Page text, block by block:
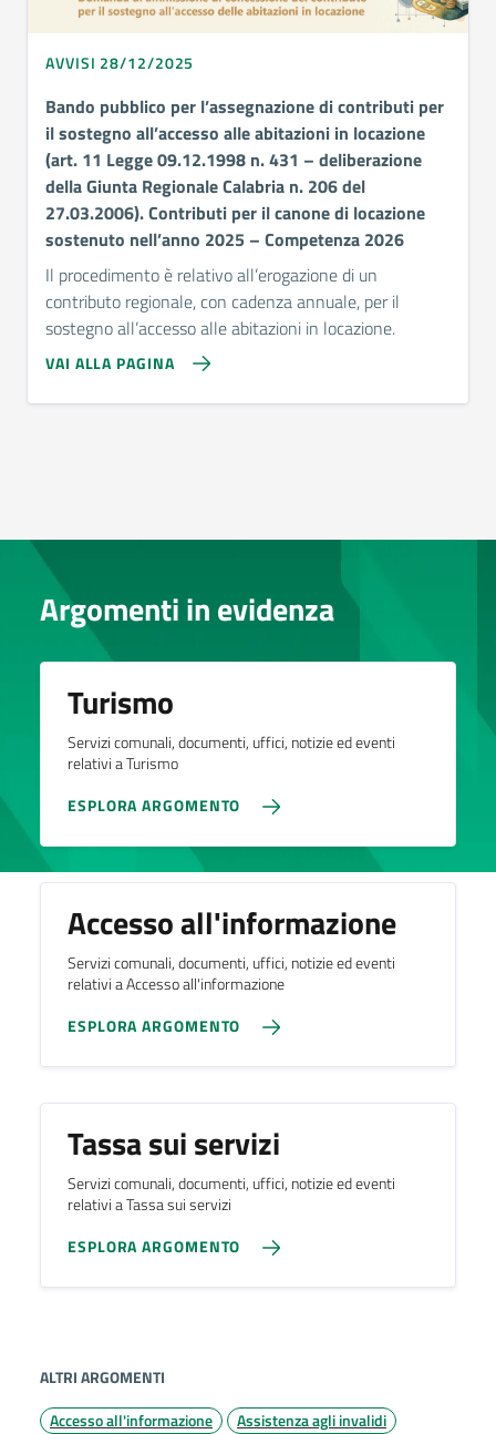
AVVISI 28/12/2025
Bando pubblico per l’assegnazione di contributi per
il sostegno all’accesso alle abitazioni in locazione
(art. 11 Legge 09.12.1998 n. 431 – deliberazione
della Giunta Regionale Calabria n. 206 del
27.03.2006). Contributi per il canone di locazione
sostenuto nell’anno 2025 – Competenza 2026
Il procedimento è relativo all’erogazione di un
contributo regionale, con cadenza annuale, per il
sostegno all’accesso alle abitazioni in locazione.
VAI ALLA PAGINA
Argomenti in evidenza
Turismo
Servizi comunali, documenti, uffici, notizie ed eventi
relativi a Turismo
ESPLORA ARGOMENTO
Accesso all'informazione
Servizi comunali, documenti, uffici, notizie ed eventi
relativi a Accesso all'informazione
ESPLORA ARGOMENTO
Tassa sui servizi
Servizi comunali, documenti, uffici, notizie ed eventi
relativi a Tassa sui servizi
ESPLORA ARGOMENTO
ALTRI ARGOMENTI
Accesso all'informazione
Assistenza agli invalidi